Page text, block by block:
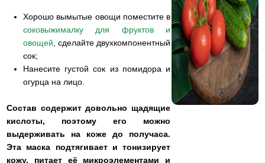
Хорошо вымытые овощи поместите в
соковыжималку для фруктов и
овощей , сделайте двухкомпонентный
сок;
Нанесите густой сок из помидора и
огурца на лицо.
Состав содержит довольно щадящие
кислоты, поэтому его можно
выдерживать на коже до получаса.
Эта маска подтягивает и тонизирует
кожу, питает её микроэлементами и